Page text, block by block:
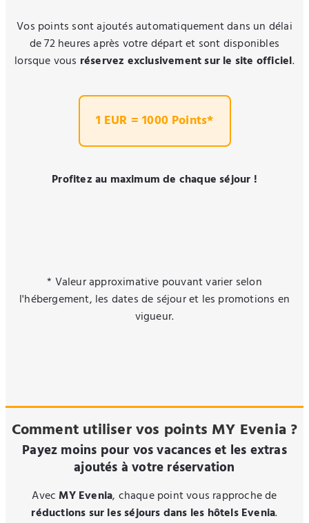
Vos points sont ajoutés automatiquement dans un délai
de 72 heures après votre départ et sont disponibles
lorsque vous réservez exclusivement sur le site officiel.
1 EUR = 1000 Points*
Profitez au maximum de chaque séjour !
* Valeur approximative pouvant varier selon
l'hébergement, les dates de séjour et les promotions en
vigueur.
Comment utiliser vos points MY Evenia ?
Payez moins pour vos vacances et les extras
ajoutés à votre réservation
AvecMY Evenia, chaque point vous rapproche de
réductions sur les séjours dans les hôtels Evenia.